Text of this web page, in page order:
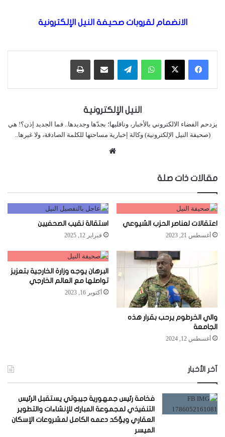
الانضمام لقروبات صحيفة النيل الإلكترونية
واتساب تيلقرام مشاركة عبر البريد طباعة
النيل الإلكترونية
يزدحم الفضاء الالكتروني بالأخبار، وناقليها؛ بجدّها وجديدها.. فما الجديد إذن؟! هي
(صحيفة النيل الإلكترونية) وكالة إخبارية مساحتها للكلمة الصادقة، ولا غيرها..
مقالات ذات صلة
اعتقالات لعناصر الحزب الشيوعي
أغسطس 21, 2023
استقالة نقيب الصحفيين
فبراير 12, 2025
والي الخرطوم يرحب بقرار هذه
الجامعة
أغسطس 12, 2024
البرهان يوجه وزارة الخارجية بتعزيز
تواصلها مع العالم الخارجي
أكتوبر 16, 2023
آخر الأخبار
فخامة رئيس جمهورية جيبوتي يستقبل الرئيس
التنفيذي لمجموعة المبارك للإنشاءات والتطوير
العقاري ويؤكد دعمه الكامل لمشروعات الإسكان
الميسر